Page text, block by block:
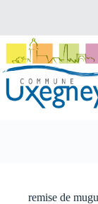
remise de